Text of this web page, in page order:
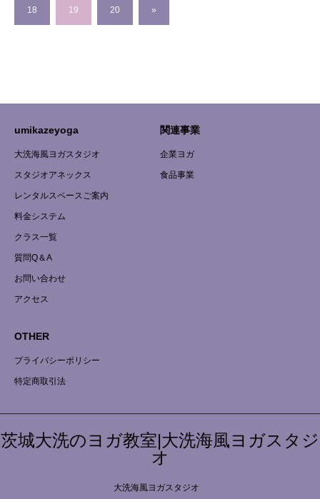
18 19 20 »
umikazeyoga
大洗海風ヨガスタジオ
スタジオアネックス
レンタルスペースご案内
料金システム
クラス一覧
質問Q＆A
お問い合わせ
アクセス
関連事業
企業ヨガ
食品事業
OTHER
プライバシーポリシー
特定商取引法
茨城大洗のヨガ教室|大洗海風ヨガスタジ
オ
大洗海風ヨガスタジオ